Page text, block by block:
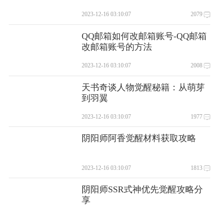
2023-12-16 03:10:07 2079
QQ邮箱如何改邮箱账号-QQ邮箱
改邮箱账号的方法
2023-12-16 03:10:07 2008
天书奇谈人物觉醒秘籍：从萌芽
到羽翼
2023-12-16 03:10:07 1977
阴阳师阿香觉醒材料获取攻略
2023-12-16 03:10:07 1813
阴阳师SSR式神优先觉醒攻略分
享